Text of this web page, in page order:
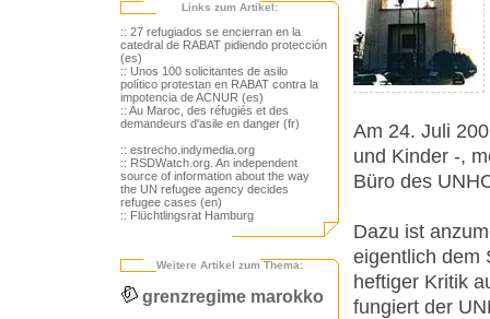
Links zum Artikel:
:: 27 refugiados se encierran en la
catedral de RABAT pidiendo protección
(es)
:: Unos 100 solicitantes de asilo
político protestan en RABAT contra la
impotencia de ACNUR (es)
:: Au Maroc, des réfugiés et des
demandeurs d'asile en danger (fr)
:: estrecho.indymedia.org
:: RSDWatch.org. An independent
source of information about the way
the UN refugee agency decides
refugee cases (en)
:: Flüchtlingsrat Hamburg
Weitere Artikel zum Thema:
grenzregime marokko
Am 24. Juli
und Kinder -,
Büro des
Dazu ist
eigentlich dem
heftiger Kritik
fungiert der